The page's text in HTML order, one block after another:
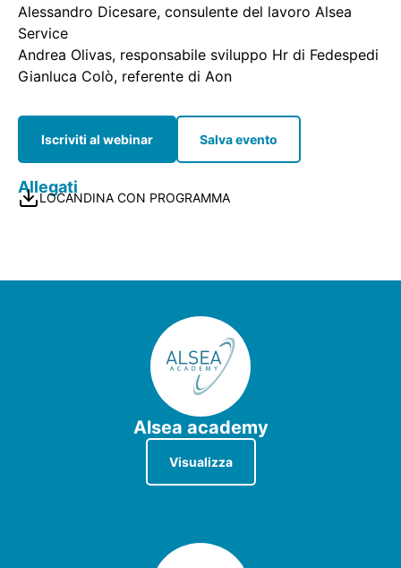
Alessandro Dicesare, consulente del lavoro Alsea
Service
Andrea Olivas, responsabile sviluppo Hr di Fedespedi
Gianluca Colò, referente di Aon
Iscriviti al webinar Salva evento
Allegati
LOCANDINA CON PROGRAMMA
Alsea academy
Visualizza